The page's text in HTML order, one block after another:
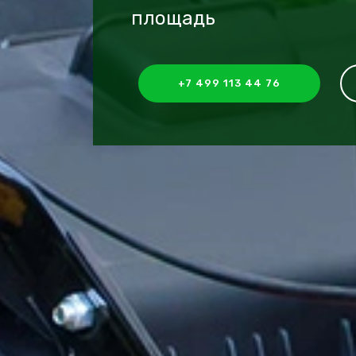
площадь
+7 499 113 44 76